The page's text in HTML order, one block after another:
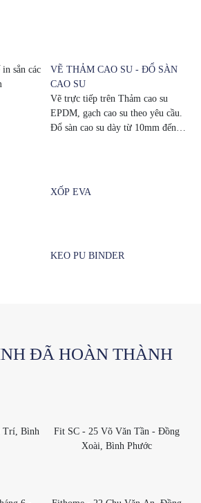
sẳn các
VẼ THẢM CAO SU - ĐỔ SÀN
CAO SU
Vẽ trực tiếp trên Thảm cao su
EPDM, gạch cao su theo yêu cầu.
Đổ sàn cao su dày từ 10mm đến
XỐP EVA
KEO PU BINDER
ĐÃ HOÀN THÀNH
Trí, Bình
Fit SC - 25 Võ Văn Tần - Đồng
Xoài, Bình Phước